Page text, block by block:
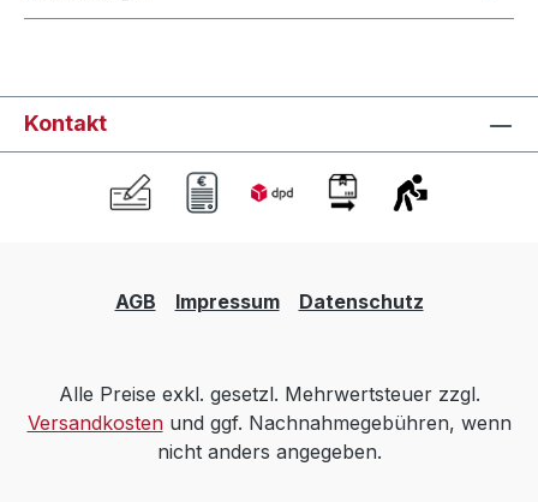
Kontakt
AGB Impressum Datenschutz
Alle Preise exkl. gesetzl. Mehrwertsteuer zzgl.
Versandkostenund ggf. Nachnahmegebühren, wenn
nicht anders angegeben.